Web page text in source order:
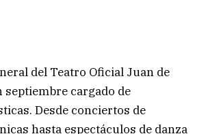
del Teatro Oficial Juan de
septiembre cargado de
Desde conciertos de
hasta espectáculos de danza